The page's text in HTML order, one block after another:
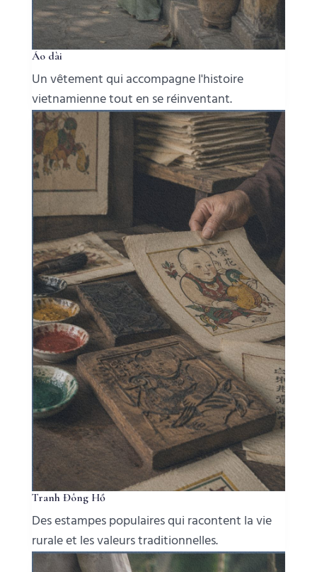
Áo dài
Un vêtement qui accompagne l'histoire
vietnamienne tout en se réinventant.
Tranh Đông Hồ
Des estampes populaires qui racontent la vie
rurale et les valeurs traditionnelles.